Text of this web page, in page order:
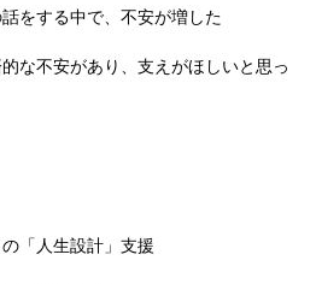
をする中で、不安が増した
な不安があり、支えがほしいと思っ
「人生設計」支援